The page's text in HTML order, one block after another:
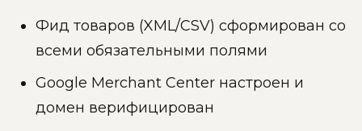
Фид товаров (XML/CSV) сформирован со
всеми обязательными полями
Google Merchant Center настроен и
домен верифицирован